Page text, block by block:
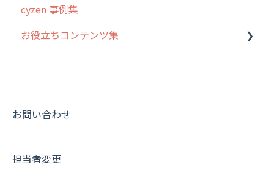
cyzen 事例集
お役立ちコンテンツ集
動画集：共通
お問い合わせ
担当者変更